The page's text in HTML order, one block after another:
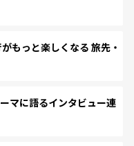
もっと楽しくなる 旅先・
マに語るインタビュー連